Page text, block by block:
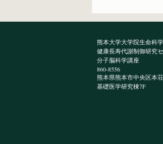
科5年の宮川
した
熊本大学大学院生命科
健康長寿代謝制御研究
分子脳科学講座
860-8556
熊本県熊本市中央区本
​基礎医学研究棟7F